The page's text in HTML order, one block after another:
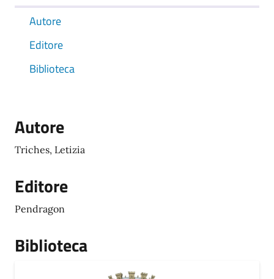
Autore
Editore
Biblioteca
Autore
Triches, Letizia
Editore
Pendragon
Biblioteca